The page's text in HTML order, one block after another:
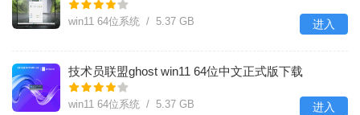
v2024.05
win11 64位系统 / 5.37 GB 进入
技术员联盟ghost win11 64位中文正式版下载
v2024.05
win11 64位系统 / 5.37 GB 进入